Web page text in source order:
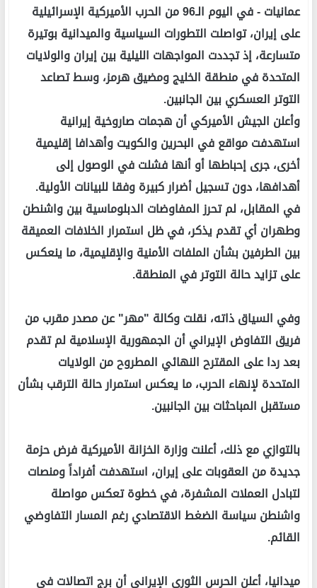
عمانيات -
في اليوم الـ96 من الحرب الأميركية الإسرائيلية
على إيران، تواصلت التطورات السياسية والميدانية بوتيرة
متسارعة، إذ تجددت المواجهات الليلية بين إيران والولايات
المتحدة في منطقة الخليج ومضيق هرمز، وسط تصاعد
التوتر العسكري بين الجانبين.
وأعلن الجيش الأميركي أن هجمات صاروخية إيرانية
استهدفت مواقع في البحرين والكويت وأهدافا إقليمية
أخرى، جرى إحباطها أو أنها فشلت في الوصول إلى
أهدافها، دون تسجيل أضرار كبيرة وفقا للبيانات الأولية.
في المقابل، لم تحرز المفاوضات الدبلوماسية بين واشنطن
وطهران أي تقدم يذكر، في ظل استمرار الخلافات العميقة
بين الطرفين بشأن الملفات الأمنية والإقليمية، ما ينعكس
على تزايد حالة التوتر في المنطقة.
وفي السياق ذاته، نقلت وكالة "مهر" عن مصدر مقرب من
فريق التفاوض الإيراني أن الجمهورية الإسلامية لم تقدم
بعد ردا على المقترح النهائي المطروح من الولايات
المتحدة لإنهاء الحرب، ما يعكس استمرار حالة الترقب بشأن
مستقبل المباحثات بين الجانبين.
بالتوازي مع ذلك، أعلنت وزارة الخزانة الأميركية فرض حزمة
جديدة من العقوبات على إيران، استهدفت أفراداً ومنصات
لتبادل العملات المشفرة، في خطوة تعكس مواصلة
واشنطن سياسة الضغط الاقتصادي رغم المسار التفاوضي
القائم.
ميدانيا، أعلن الحرس الثوري الإيراني أن برج اتصالات في